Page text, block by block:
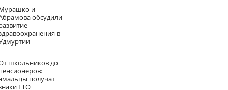
и
обсудили
в
школьников до
получат
ГТО